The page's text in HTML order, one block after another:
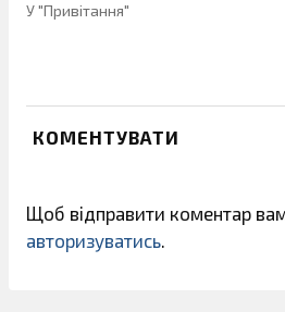
У "Привітання"
КОМЕНТУВАТИ
Щоб відправити коментар
авторизуватись.